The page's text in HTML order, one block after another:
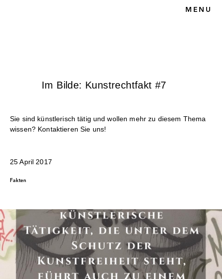
MENU
Im Bilde: Kunstrechtfakt #7
Sie sind künstlerisch tätig und wollen mehr zu diesem Thema
wissen? Kontaktieren Sie uns!
25 April 2017
Fakten